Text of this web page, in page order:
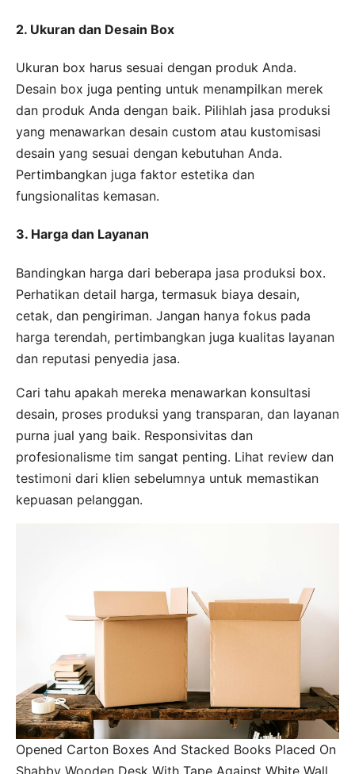
2. Ukuran dan Desain Box
Ukuran box harus sesuai dengan produk Anda.
Desain box juga penting untuk menampilkan merek
dan produk Anda dengan baik. Pilihlah jasa produksi
yang menawarkan desain custom atau kustomisasi
desain yang sesuai dengan kebutuhan Anda.
Pertimbangkan juga faktor estetika dan
fungsionalitas kemasan.
3. Harga dan Layanan
Bandingkan harga dari beberapa jasa produksi box.
Perhatikan detail harga, termasuk biaya desain,
cetak, dan pengiriman. Jangan hanya fokus pada
harga terendah, pertimbangkan juga kualitas layanan
dan reputasi penyedia jasa.
Cari tahu apakah mereka menawarkan konsultasi
desain, proses produksi yang transparan, dan layanan
purna jual yang baik. Responsivitas dan
profesionalisme tim sangat penting. Lihat review dan
testimoni dari klien sebelumnya untuk memastikan
kepuasan pelanggan.
Opened Carton Boxes And Stacked Books Placed On
Shabby Wooden Desk With Tape Against White Wall